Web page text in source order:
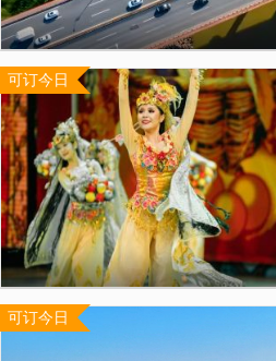
可订今日
可订今日